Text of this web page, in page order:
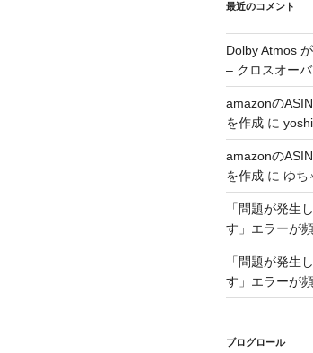
最近のコメント
Dolby Atmos
– クロスオー
amazonの
を作成に yoshi
amazonの
を作成に ゆち
「問題が発生
す」エラーが
「問題が発生
す」エラーが
ブログロール